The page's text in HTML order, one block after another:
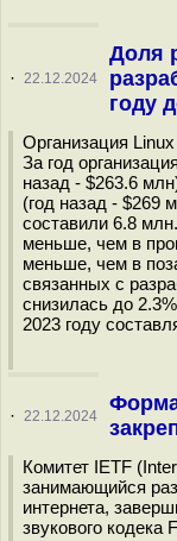
· 22.12.2024
Доля
году
Организация
За год
назад - $263.6
(год назад - $269
составили 6.8
меньше, чем в
меньше, чем в
связанных с
снизилась до
2023 году
· 22.12.2024
Комитет IETF
занимающийся
интернета,
звукового кодека